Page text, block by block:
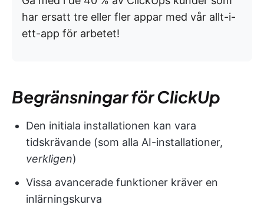
har ersatt tre eller fler appar med vår allt-i-
ett-app för arbetet!
Begränsningar för ClickUp
Den initiala installationen kan vara
tidskrävande (som alla AI-installationer,
verkligen)
Vissa avancerade funktioner kräver en
inlärningskurva